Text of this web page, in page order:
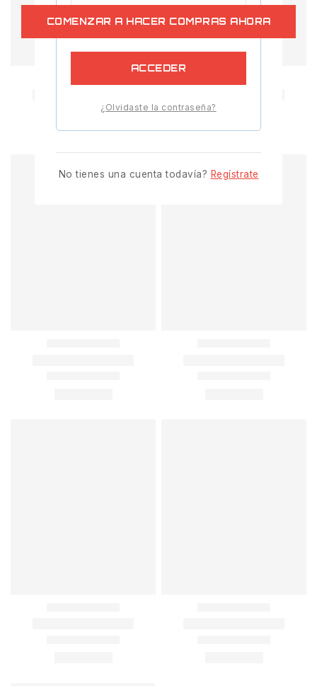
ACCEDER
¿Olvidaste la contraseña?
No tienes una cuenta todavía? Regístrate
COMENZAR A HACER COMPRAS AHORA